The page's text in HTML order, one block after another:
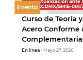
Evento
Curso de Teoría
Acero Conforme
En línea- Mayo 27, 2026